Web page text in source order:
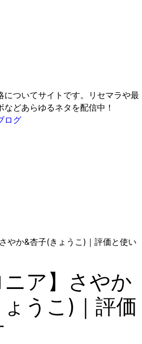
についてサイトです。リセマラや最
どあらゆるネタを配信中！
ログ
やか&杏子(きょうこ)｜評価と使い
ニア】さやか
うこ)｜評価